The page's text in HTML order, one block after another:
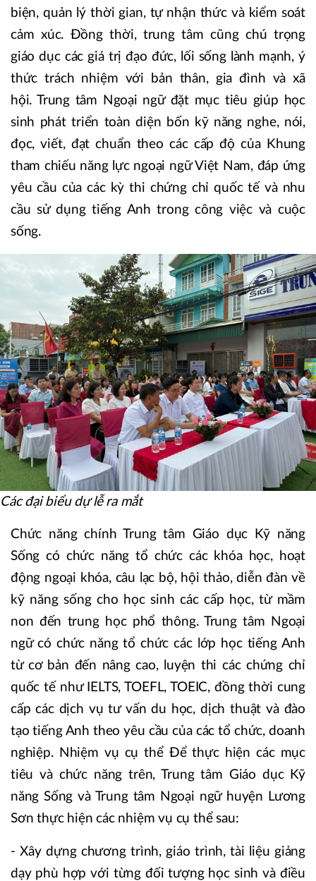
biện, quản lý thời gian, tự nhận thức và kiểm soát
cảm xúc. Đồng thời, trung tâm cũng chú trọng
giáo dục các giá trị đạo đức, lối sống lành mạnh, ý
thức trách nhiệm với bản thân, gia đình và xã
hội. Trung tâm Ngoại ngữ đặt mục tiêu giúp học
sinh phát triển toàn diện bốn kỹ năng nghe, nói,
đọc, viết, đạt chuẩn theo các cấp độ của Khung
tham chiếu năng lực ngoại ngữ Việt Nam, đáp ứng
yêu cầu của các kỳ thi chứng chỉ quốc tế và nhu
cầu sử dụng tiếng Anh trong công việc và cuộc
sống.
Các đại biểu dự lễ ra mắt
​Chức năng chính Trung tâm Giáo dục Kỹ năng
Sống có chức năng tổ chức các khóa học, hoạt
động ngoại khóa, câu lạc bộ, hội thảo, diễn đàn về
kỹ năng sống cho học sinh các cấp học, từ mầm
non đến trung học phổ thông. Trung tâm Ngoại
ngữ có chức năng tổ chức các lớp học tiếng Anh
từ cơ bản đến nâng cao, luyện thi các chứng chỉ
quốc tế như IELTS, TOEFL, TOEIC, đồng thời cung
cấp các dịch vụ tư vấn du học, dịch thuật và đào
tạo tiếng Anh theo yêu cầu của các tổ chức, doanh
nghiệp. Nhiệm vụ cụ thể Để thực hiện các mục
tiêu và chức năng trên, Trung tâm Giáo dục Kỹ
năng Sống và Trung tâm Ngoại ngữ huyện Lương
Sơn thực hiện các nhiệm vụ cụ thể sau:
- Xây dựng chương trình, giáo trình, tài liệu giảng
dạy phù hợp với từng đối tượng học sinh và điều